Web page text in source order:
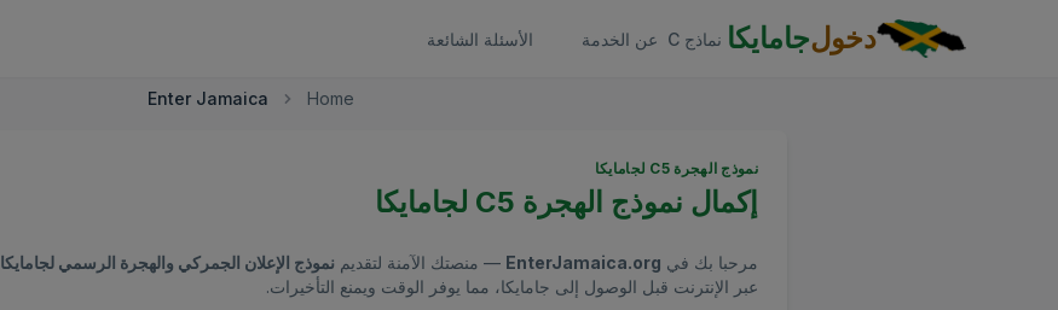
Skip to main content
دخولجامايكا نماذج C عن الخدمة الأسئلة الشائعة
Home
Enter Jamaica
نموذج الهجرة C5 لجامايكا
إكمال نموذج الهجرة C5 لجامايكا
مرحبا بك في EnterJamaica.org — منصتك الآمنة لتقديم نموذج الإعلان الجمركي والهجرة الرسمي لجامايكا
عبر الإنترنت قبل الوصول إلى جامايكا، مما يوفر الوقت ويمنع التأخيرات.